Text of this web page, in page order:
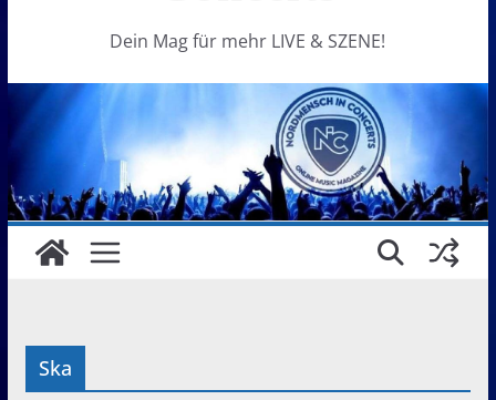
Dein Mag für mehr LIVE & SZENE!
Ska